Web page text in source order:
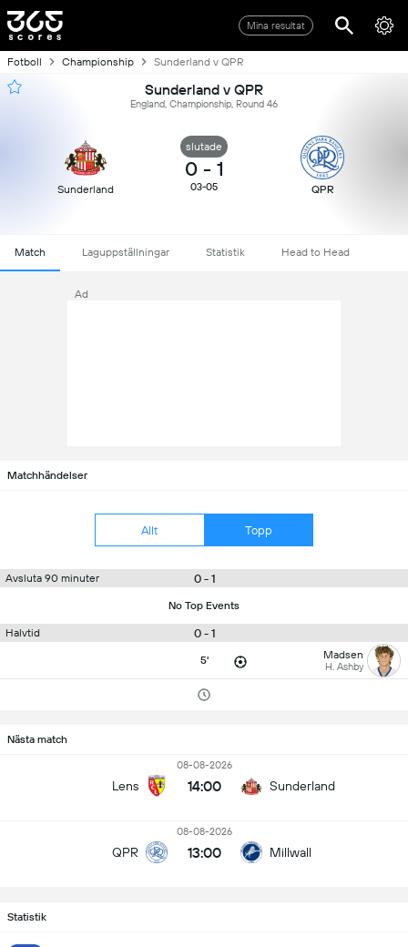
Mina resultat
Fotboll Championship Sunderland v QPR
Sunderland v QPR
England, Championship, Round 46
Sunderland
slutade
0 - 1
03-05 QPR
Match Laguppställningar Statistik Head to Head
Ad
Matchhändelser
Allt Topp
Avsluta 90 minuter 0 - 1
No Top Events
Halvtid 0 - 1
5' Madsen
H. Ashby
Nästa match
Lens
08-08-2026
14:00 Sunderland
QPR
08-08-2026
13:00 Millwall
Statistik